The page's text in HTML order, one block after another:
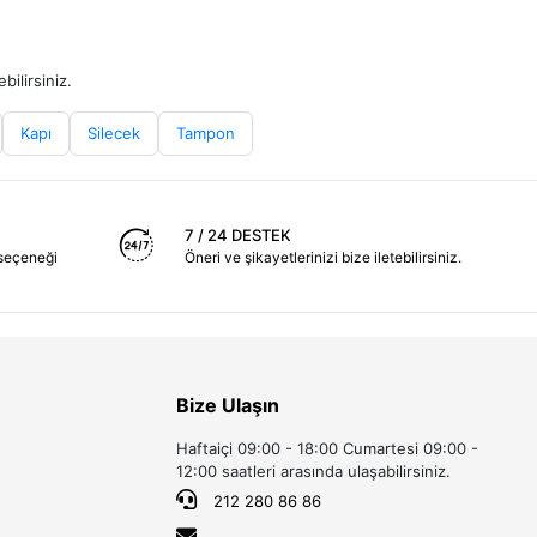
Kapı Silecek Tampon
7 / 24 DESTEK
Öneri ve şikayetlerinizi bize iletebilirsiniz.
Bize Ulaşın
Haftaiçi 09:00 - 18:00 Cumartesi 09:00 -
12:00 saatleri arasında ulaşabilirsiniz.
212 280 86 86